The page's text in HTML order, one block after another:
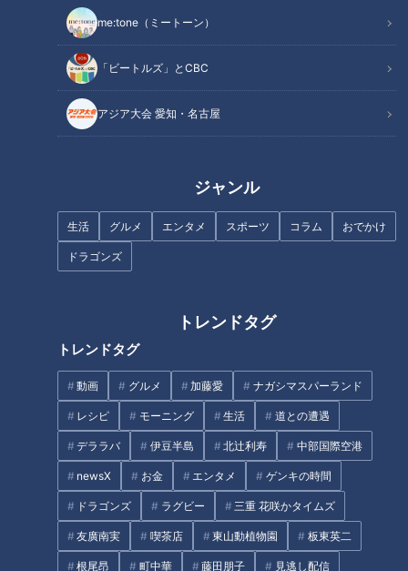
me:tone（ミートーン）
「ビートルズ」とCBC
アジア大会 愛知・名古屋
ジャンル
生活 グルメ エンタメ スポーツ コラム おでかけ
ドラゴンズ
トレンドタグ
トレンドタグ
動画 グルメ 加藤愛 ナガシマスパーランド
レシピ モーニング 生活 道との遭遇
デララバ 伊豆半島 北辻利寿 中部国際空港
newsX お金 エンタメ ゲンキの時間
ドラゴンズ ラグビー 三重 花咲かタイムズ
友廣南実 喫茶店 東山動植物園 板東英二
根尾昂 町中華 藤田朋子 見逃し配信
記事に戻る
この記事を見たあなたへのおすすめ
ラーメン数珠つなぎ第十弾！濃
厚えびだしと自家製麺が織りな
す至高の一杯 「えびそば 緋彩
（ひいろ）」
系名古屋コーチンのうまみたっ
ぷりスープが絶品「せいめん 未
さく」